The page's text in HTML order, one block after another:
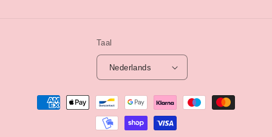
Taal
Nederlands
Betaalmethoden